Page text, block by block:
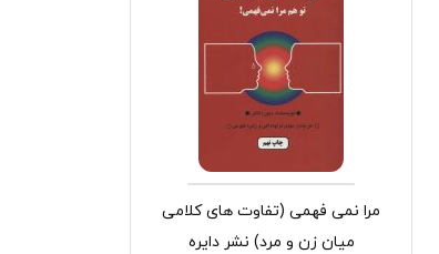
مرا نمی فهمی (تفاوت های کلامی
میان زن و مرد) نشر دایره